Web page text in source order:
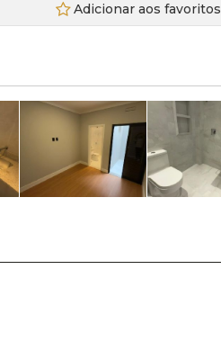
Adicionar aos favoritos